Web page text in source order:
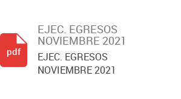
EJEC. EGRESOS
NOVIEMBRE 2021
EJEC. EGRESOS
NOVIEMBRE 2021
pdf